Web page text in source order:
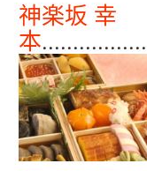
神楽坂 幸
本.